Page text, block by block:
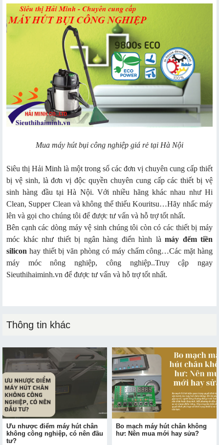
Mua máy hút bụi công nghiệp giá rẻ tại Hà Nội
Siêu thị Hải Minh là một trong số các đơn vị chuyên cung cấp thiết
bị vệ sinh, là đơn vị độc quyền chuyên cung cấp các thiết bị vệ
sinh hàng đầu tại Hà Nội. Với nhiều hãng khác nhau như Hi
Clean, Supper Clean và không thể thiếu Kouritsu…Hãy nhấc máy
lên và gọi cho chúng tôi để được tư vấn và hỗ trợ tốt nhất.
Bên cạnh các dòng máy vệ sinh chúng tôi còn có các thiết bị máy
móc khác như thiết bị ngân hàng điển hình là máy đếm tiền
silicon hay thiết bị văn phòng có máy chấm công…Các mặt hàng
máy móc nông nghiệp, công nghiệp..Truy cập ngay
Sieuthihaiminh.vn để được tư vấn và hỗ trợ tốt nhất.
Thông tin khác
Ưu nhược điểm máy hút chân
không công nghiệp, có nên đầu
tư?
Bo mạch máy hút chân không
hư: Nên mua mới hay sửa?